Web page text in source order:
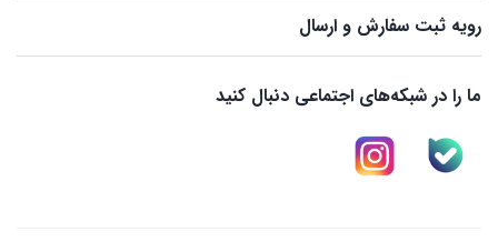
رویه ثبت سفارش و ارسال
ما را در شبکه‌های اجتماعی دنبال کنید